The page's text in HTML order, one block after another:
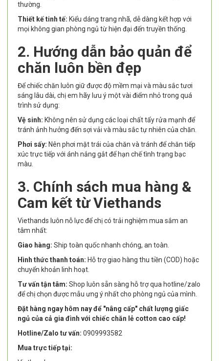
thường.
Thiết kế tinh tế: Kiểu dáng trang nhã, dễ dàng kết hợp với
mọi không gian phòng ngủ từ hiện đại đến truyền thống.
2. Hướng dẫn bảo quản để
chăn luôn bền đẹp
Để chiếc chăn luôn giữ được độ mềm mại và màu sắc tươi
sáng lâu dài, chị em hãy lưu ý một vài điểm nhỏ trong quá
trình sử dụng:
Vệ sinh: Không nên sử dụng các loại chất tẩy rửa mạnh để
tránh ảnh hưởng đến sợi vải và màu sắc tự nhiên của chăn.
Phơi sấy: Nên phơi mặt trái của chăn và tránh để chăn tiếp
xúc trực tiếp với ánh nắng gắt để hạn chế tình trạng bạc
màu.
3. Chính sách mua hàng &
Cam kết từ Viethands
Viethands luôn nỗ lực để chị có trải nghiệm mua sắm an
tâm nhất:
Giao hàng: Ship toàn quốc nhanh chóng, an toàn.
Hình thức thanh toán: Hỗ trợ giao hàng thu tiền (COD) hoặc
chuyển khoản linh hoạt.
Tư vấn tận tâm: Shop luôn sẵn sàng hỗ trợ qua hotline/zalo
để chị chọn được mẫu ưng ý nhất cho phòng ngủ của mình.
Đặt hàng ngay hôm nay để "nâng cấp" chất lượng giấc
ngủ của cả gia đình với chiếc chăn lẻ cotton cao cấp!
Hotline/Zalo tư vấn: 0909993582
Mua trực tiếp tại: